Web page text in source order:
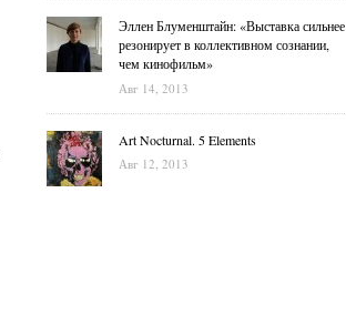
Эллен Блуменштайн: «Выставка сильнее
резонирует в коллективном сознании,
чем кинофильм»
Авг 14, 2013
Art Nocturnal. 5 Elements
Авг 12, 2013